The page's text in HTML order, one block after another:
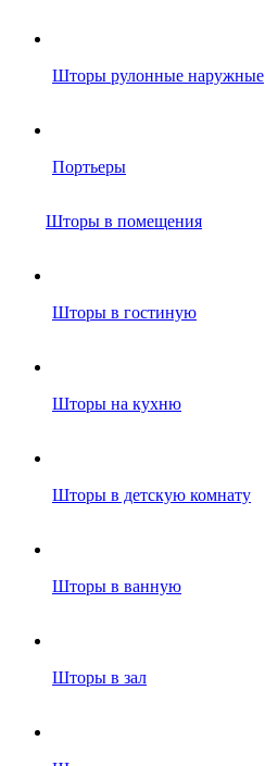
Шторы рулонные наружные
Портьеры
Шторы в помещения
Шторы в гостиную
Шторы на кухню
Шторы в детскую комнату
Шторы в ванную
Шторы в зал